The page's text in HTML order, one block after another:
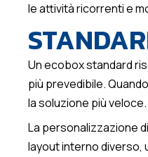
le attività ricorrenti e
Un ecobox standard
più prevedibile.
la soluzione più veloce.
La personalizzazione
layout interno diverso,